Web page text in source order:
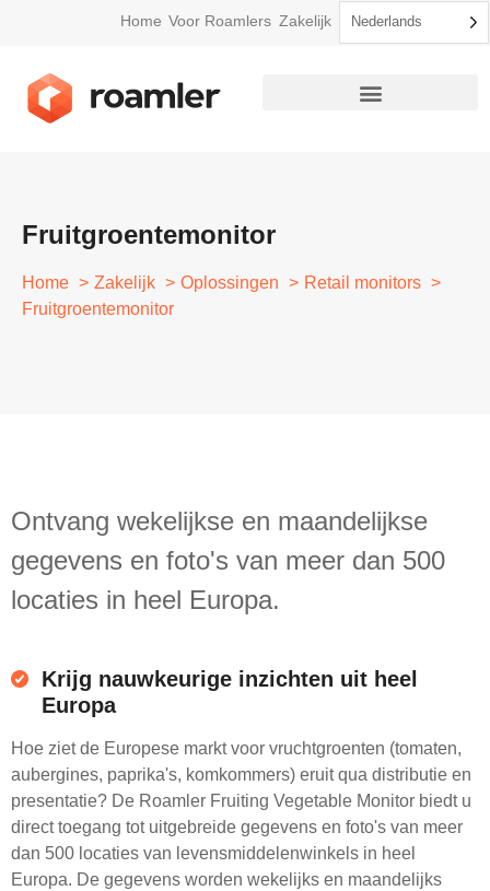
Home Voor Roamlers Zakelijk Nederlands
Fruitgroentemonitor
Home Zakelijk Oplossingen
Retail monitors
Fruitgroentemonitor
Ontvang wekelijkse en maandelijkse
gegevens en foto's van meer dan 500
locaties in heel Europa.
Krijg nauwkeurige inzichten uit heel
Europa
Hoe ziet de Europese markt voor vruchtgroenten (tomaten,
aubergines, paprika's, komkommers) eruit qua distributie en
presentatie? De Roamler Fruiting Vegetable Monitor biedt u
direct toegang tot uitgebreide gegevens en foto's van meer
dan 500 locaties van levensmiddelenwinkels in heel
Europa. De gegevens worden wekelijks en maandelijks